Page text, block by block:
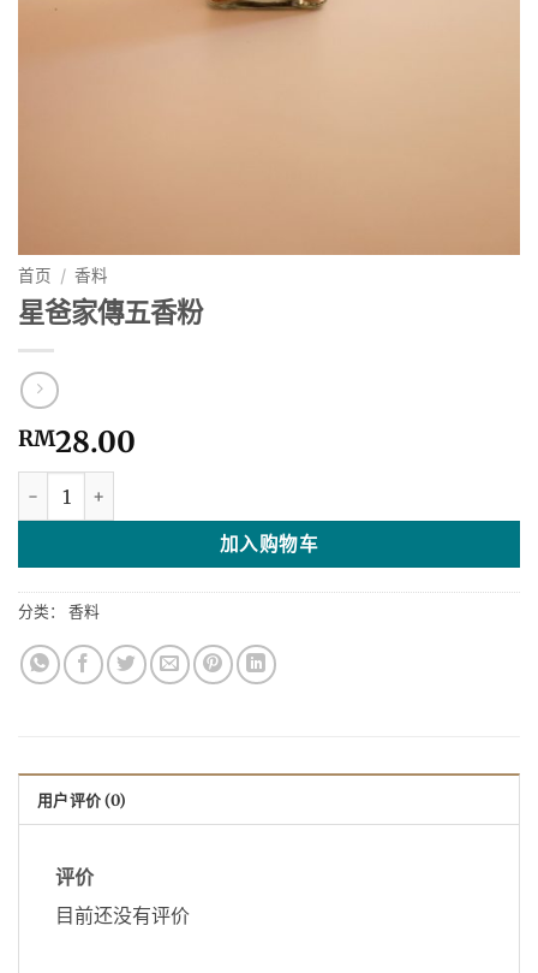
首页 / 香料
星爸家傳五香粉
RM28.00
加入购物车
分类： 香料
用户评价 (0)
评价
目前还没有评价